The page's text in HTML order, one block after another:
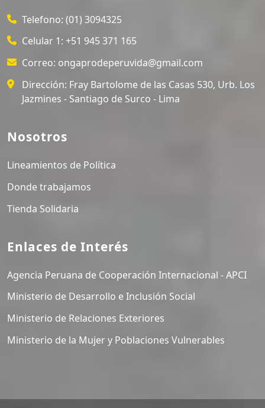
Telefono: (01) 3094325
Celular 1: +51 945 371 165
Correo: ongaprodeperuvida@gmail.com
Dirección: Fray Bartolome de las Casas 530, Urb. Los
Jazmines - Santiago de Surco - Lima
Nosotros
Lineamientos de Política
Donde trabajamos
Tienda Solidaria
Enlaces de Interés
Agencia Peruana de Cooperación Internacional - APCI
Ministerio de Desarrollo e Inclusión Social
Ministerio de Relaciones Exteriores
Ministerio de la Mujer y Poblaciones Vulnerables